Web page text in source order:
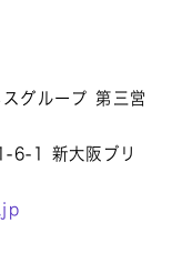
グループ 第三営
6-1 新大阪ブリ